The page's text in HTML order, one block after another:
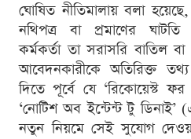
ঘোষিত নীতিমালায় বলা
নথিপত্র বা প্রমাণের
কর্মকর্তা তা সরাসরি বাতিল বা
আবেদনকারীকে অতিরিক্ত
দিতে পূর্বে যে ‘রিকোয়েস্ট
‘নোটিশ অব ইন্টেন্ট টু
নতুন নিয়মে সেই সুযোগ